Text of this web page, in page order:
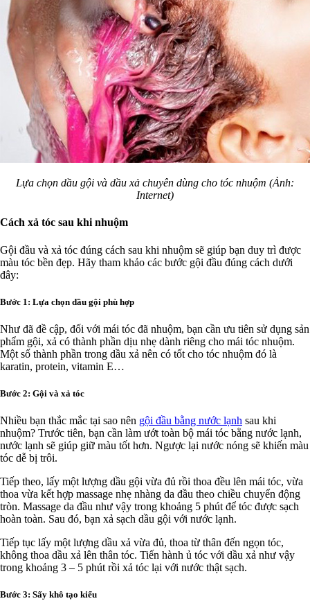
Lựa chọn dầu gội và dầu xả chuyên dùng cho tóc nhuộm (Ảnh:
Internet)
Cách xả tóc sau khi nhuộm
Gội đầu và xả tóc đúng cách sau khi nhuộm sẽ giúp bạn duy trì được
màu tóc bền đẹp. Hãy tham khảo các bước gội đầu đúng cách dưới
đây:
Bước 1: Lựa chọn dầu gội phù hợp
Như đã đề cập, đối với mái tóc đã nhuộm, bạn cần ưu tiên sử dụng sản
phẩm gội, xả có thành phần dịu nhẹ dành riêng cho mái tóc nhuộm.
Một số thành phần trong dầu xả nên có tốt cho tóc nhuộm đó là
karatin, protein, vitamin E…
Bước 2: Gội và xả tóc
Nhiều bạn thắc mắc tại sao nên gội đầu bằng nước lạnh sau khi
nhuộm? Trước tiên, bạn cần làm ướt toàn bộ mái tóc bằng nước lạnh,
nước lạnh sẽ giúp giữ màu tốt hơn. Ngược lại nước nóng sẽ khiến màu
tóc dễ bị trôi.
Tiếp theo, lấy một lượng dầu gội vừa đủ rồi thoa đều lên mái tóc, vừa
thoa vừa kết hợp massage nhẹ nhàng da đầu theo chiều chuyển động
tròn. Massage da đầu như vậy trong khoảng 5 phút để tóc được sạch
hoàn toàn. Sau đó, bạn xả sạch dầu gội với nước lạnh.
Tiếp tục lấy một lượng dầu xả vừa đủ, thoa từ thân đến ngọn tóc,
không thoa dầu xả lên thân tóc. Tiến hành ủ tóc với dầu xả như vậy
trong khoảng 3 – 5 phút rồi xả tóc lại với nước thật sạch.
Bước 3: Sấy khô tạo kiểu